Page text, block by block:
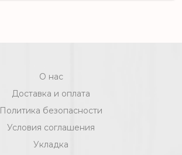
О нас
Доставка и оплата
Политика безопасности
Условия соглашения
Укладка